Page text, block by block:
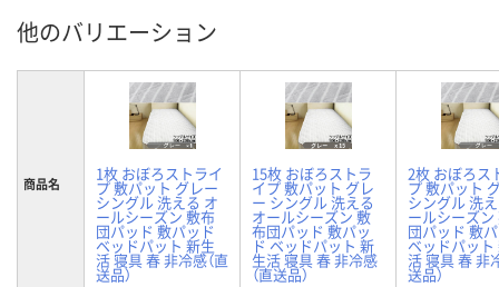
他のバリエーション
商品名 1枚 おぼろストライ
プ 敷パット グレー
シングル 洗える オ
ールシーズン 敷布
団パッド 敷パッド
ベッドパット 新生
活 寝具 春 非冷感（直
送品）
15枚 おぼろストラ
イプ 敷パット グレ
ー シングル 洗える
オールシーズン 敷
布団パッド 敷パッ
ド ベッドパット 新
生活 寝具 春 非冷感
（直送品）
2枚 おぼろス
プ 敷パット
シングル 洗
ールシーズン
団パッド 敷
ベッドパット
活 寝具 春 非
送品）